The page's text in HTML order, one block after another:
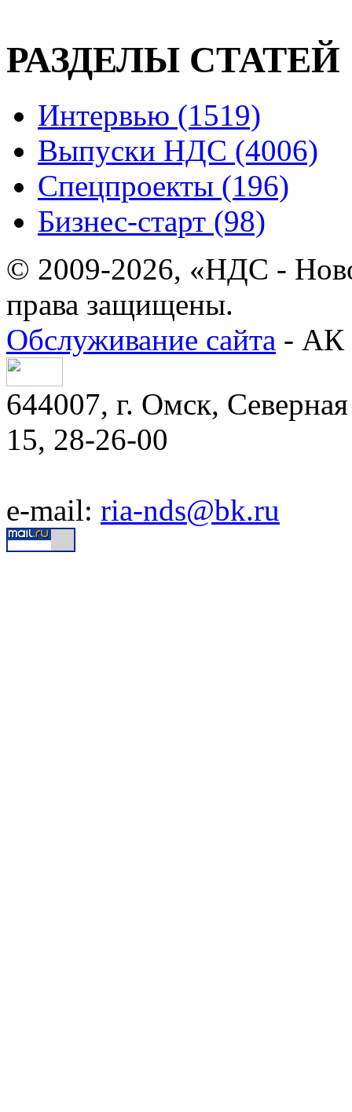
РАЗДЕЛЫ СТАТЕЙ
Интервью (1519)
Выпуски НДС (4006)
Спецпроекты (196)
Бизнес-старт (98)
© 2009-2026, «НДС -
права защищены.
Обслуживание сайта - АК
644007, г. Омск,
15, 28-26-00
e-mail: ria-nds@bk.ru